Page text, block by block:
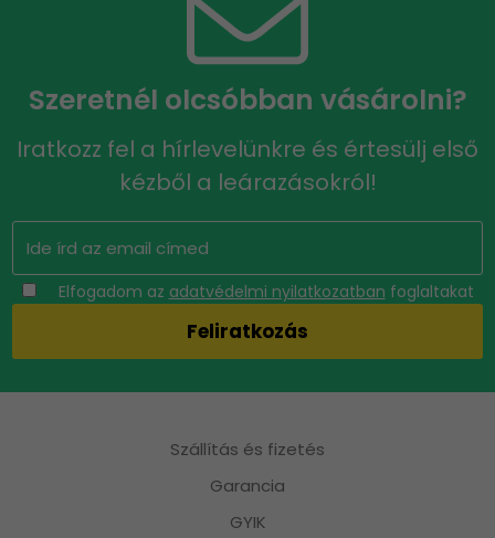
Szeretnél olcsóbban vásárolni?
Iratkozz fel a hírlevelünkre és értesülj első
kézből a leárazásokról!
Elfogadom az adatvédelmi nyilatkozatban foglaltakat
Szállítás és fizetés
Garancia
GYIK